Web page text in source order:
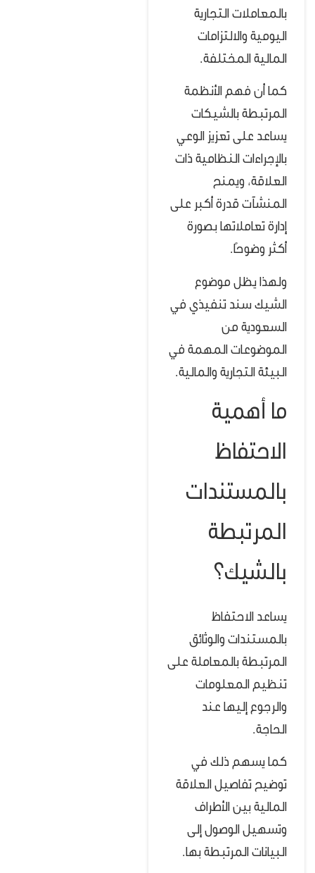
بالمعاملات التجارية
اليومية والالتزامات
المالية المختلفة.
كما أن فهم الأنظمة
المرتبطة بالشيكات
يساعد على تعزيز الوعي
بالإجراءات النظامية ذات
العلاقة، ويمنح
المنشآت قدرة أكبر على
إدارة تعاملاتها بصورة
أكثر وضوحًا.
ولهذا يظل موضوع
الشيك سند تنفيذي في
السعودية من
الموضوعات المهمة في
البيئة التجارية والمالية.
ما أهمية
الاحتفاظ
بالمستندات
المرتبطة
بالشيك؟
يساعد الاحتفاظ
بالمستندات والوثائق
المرتبطة بالمعاملة على
تنظيم المعلومات
والرجوع إليها عند
الحاجة.
كما يسهم ذلك في
توضيح تفاصيل العلاقة
المالية بين الأطراف
وتسهيل الوصول إلى
البيانات المرتبطة بها.